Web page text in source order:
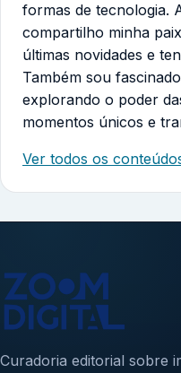
formas de tecnologia.
compartilho minha
últimas novidades e
Também sou
explorando o poder
momentos únicos e
Ver todos os
Curadoria editorial sobre